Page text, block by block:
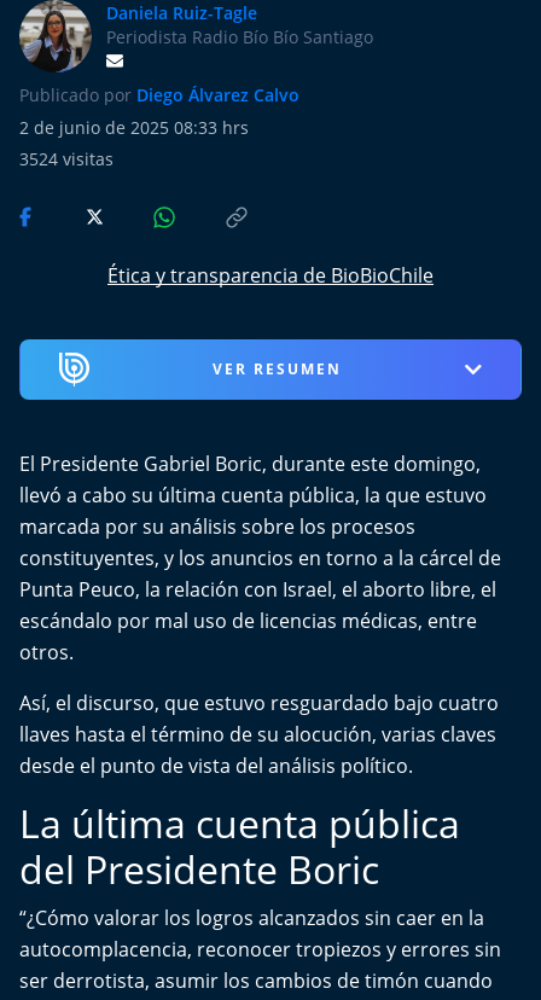
Realizadores
Retropop
De Plato en Plato
Los Inestables
Más de 100 Días
Efemérides
Cultura y Espectáculos
Deportes
Conexión Digital
La Ruta del Pulsar
Psicología Abierta
Impacto Tecnológico
Sesiones Dieciocheras
Conecta Vida
Daniela Ruiz-Tagle
Periodista Radio Bío Bío Santiago
Publicado por Diego Álvarez Calvo
2 de junio de 2025 08:33 hrs
3524 visitas
Ética y transparencia de BioBioChile
VER RESUMEN
El Presidente Gabriel Boric, durante este domingo,
llevó a cabo su última cuenta pública, la que estuvo
marcada por su análisis sobre los procesos
constituyentes, y los anuncios en torno a la cárcel de
Punta Peuco, la relación con Israel, el aborto libre, el
escándalo por mal uso de licencias médicas, entre
otros.
Así, el discurso, que estuvo resguardado bajo cuatro
llaves hasta el término de su alocución, varias claves
desde el punto de vista del análisis político.
La última cuenta pública
del Presidente Boric
“¿Cómo valorar los logros alcanzados sin caer en la
autocomplacencia, reconocer tropiezos y errores sin
ser derrotista, asumir los cambios de timón cuando